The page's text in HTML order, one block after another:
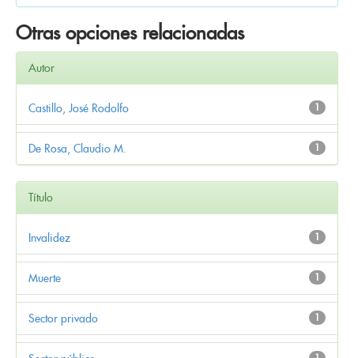
Otras opciones relacionadas
Autor
1
Castillo, José Rodolfo
1
De Rosa, Claudio M.
Título
1
Invalidez
1
Muerte
1
Sector privado